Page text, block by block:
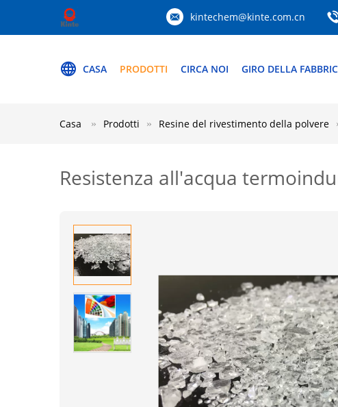
kintechem@kinte.com.cn
CASA PRODOTTI CIRCA NOI GIRO DELLA
Casa Prodotti Resine del rivestimento della polvere
Resistenza all'acqua